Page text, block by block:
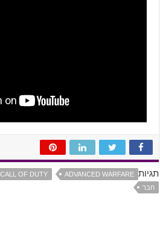
תגיות ADVANCED WARFARE
CALL OF DUTY
חבר